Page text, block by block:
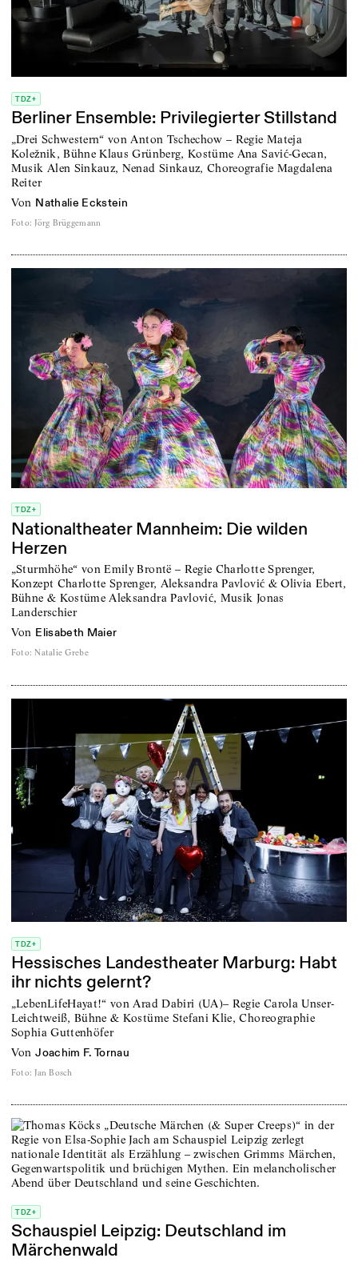
TDZ+
Berliner Ensemble: Privilegierter Stillstand
„Drei Schwestern“ von Anton Tschechow – Regie Mateja
Koležnik, Bühne Klaus Grünberg, Kostüme Ana Savić-Gecan,
Musik Alen Sinkauz, Nenad Sinkauz, Choreografie Magdalena
Reiter
von Nathalie Eckstein
Foto: Jörg Brüggemann
TDZ+
Nationaltheater Mannheim: Die wilden
Herzen
„Sturmhöhe“ von Emily Brontë – Regie Charlotte Sprenger,
Konzept Charlotte Sprenger, Aleksandra Pavlović & Olivia Ebert,
Bühne & Kostüme Aleksandra Pavlović, Musik Jonas
Landerschier
von Elisabeth Maier
Foto: Natalie Grebe
TDZ+
Hessisches Landestheater Marburg: Habt
ihr nichts gelernt?
„LebenLifeHayat!“ von Arad Dabiri (UA)– Regie Carola Unser-
Leichtweiß, Bühne & Kostüme Stefani Klie, Choreographie
Sophia Guttenhöfer
von Joachim F. Tornau
Foto: Jan Bosch
TDZ+
Schauspiel Leipzig: Deutschland im
Märchenwald